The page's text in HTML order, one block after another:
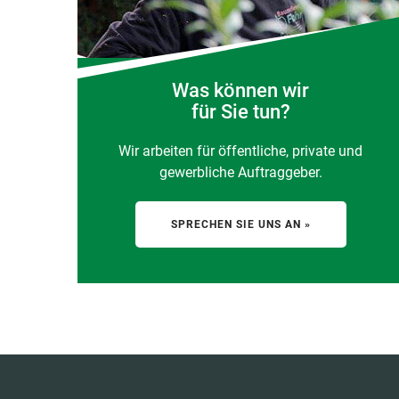
Was können wir
für Sie tun?
Wir arbeiten für öffentliche, private und
gewerbliche Auftraggeber.
SPRECHEN SIE UNS AN »